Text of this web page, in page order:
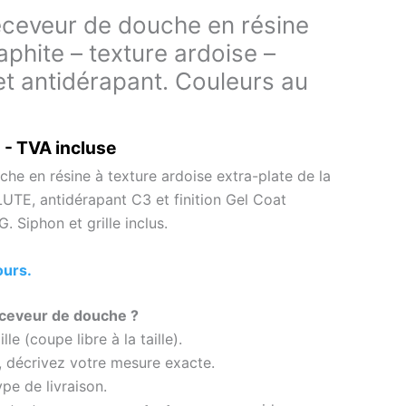
de douche en résine
– texture ardoise –
antidérapant. Couleurs au
- TVA incluse
en résine à texture ardoise extra-plate de la
antidérapant C3 et finition Gel Coat
Siphon et grille inclus.
de douche ?
(coupe libre à la taille).
décrivez votre mesure exacte.
de livraison.